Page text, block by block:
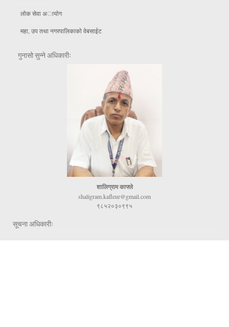
लाेक सेवा अायाेग
महा, उप तथा नगरपालिकाकाे वेबसाईट
गुनासो सुन्ने अधिकारीः
शालिग्राम काफ्ले
shaligram.kafleur@gmail.com
९८५२०३०९९५
सूचना अधिकारीः